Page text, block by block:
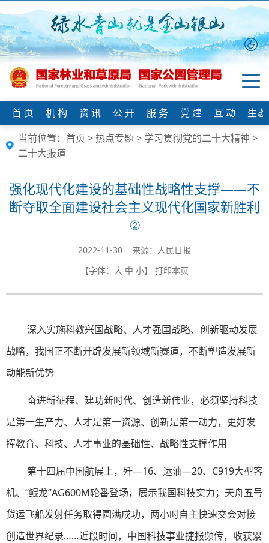
首 页 机 构 资 讯 公 开 服 务 党 建 互 动
生
当前位置： 首页 > 热点专题> 学习贯彻党的二十大精神 >
二十大报道
强化现代化建设的基础性战略性支撑——不
断夺取全面建设社会主义现代化国家新胜利
②
2022-11-30 来源：人民日报
【字体： 大 中 小】 打印本页
深入实施科教兴国战略、人才强国战略、创新驱动发展
战略，我国正不断开辟发展新领域新赛道，不断塑造发展新
动能新优势
奋进新征程、建功新时代、创造新伟业，必须坚持科技
是第一生产力、人才是第一资源、创新是第一动力，更好发
挥教育、科技、人才事业的基础性、战略性支撑作用
第十四届中国航展上，歼—16、运油—20、C919大型客
机、“鲲龙”AG600M轮番登场，展示我国科技实力；天舟五号
货运飞船发射任务取得圆满成功，两小时自主快速交会对接
创造世界纪录……近段时间，中国科技事业捷报频传，收获累